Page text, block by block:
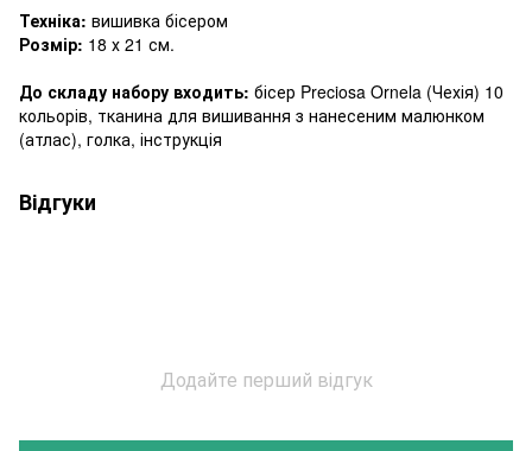
Техніка: вишивка бісером
Розмір: 18 х 21 см.
До складу набору входить: бісер Preciosa Ornela (Чехія) 10
кольорів, тканина для вишивання з нанесеним малюнком
(атлас), голка, інструкція
Відгуки
Додайте перший відгук